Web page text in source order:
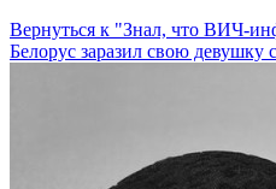
Вернуться к "Знал, что ВИЧ-
Белорус заразил свою девушку